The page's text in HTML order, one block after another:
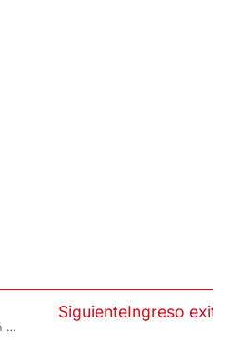
Seminario Bruker en vivo – 19 de febrero 2026
SiguienteIngreso